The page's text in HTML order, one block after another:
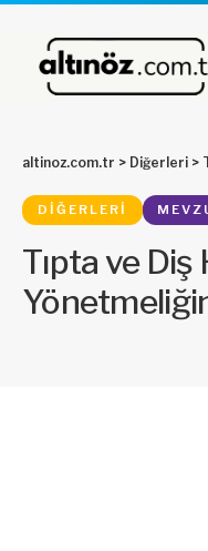
altinoz.com.tr > Diğerleri >
DIĞERLERI
Tıpta ve